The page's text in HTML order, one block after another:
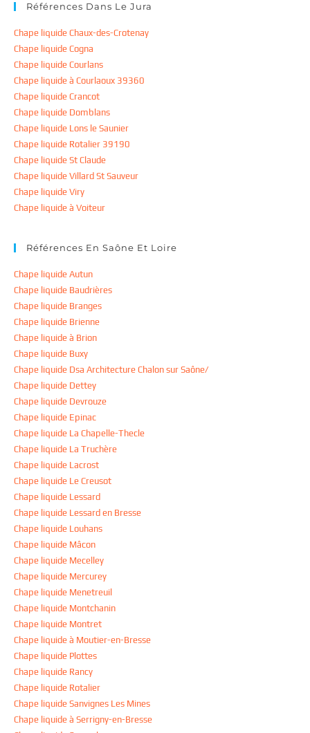
Références Dans Le Jura
Chape liquide Chaux-des-Crotenay
Chape liquide Cogna
Chape liquide Courlans
Chape liquide à Courlaoux 39360
Chape liquide Crancot
Chape liquide Domblans
Chape liquide Lons le Saunier
Chape liquide Rotalier 39190
Chape liquide St Claude
Chape liquide Villard St Sauveur
Chape liquide Viry
Chape liquide à Voiteur
Références En Saône Et Loire
Chape liquide Autun
Chape liquide Baudrières
Chape liquide Branges
Chape liquide Brienne
Chape liquide à Brion
Chape liquide Buxy
Chape liquide Dsa Architecture Chalon sur Saône/
Chape liquide Dettey
Chape liquide Devrouze
Chape liquide Epinac
Chape liquide La Chapelle-Thecle
Chape liquide La Truchère
Chape liquide Lacrost
Chape liquide Le Creusot
Chape liquide Lessard
Chape liquide Lessard en Bresse
Chape liquide Louhans
Chape liquide Mâcon
Chape liquide Mecelley
Chape liquide Mercurey
Chape liquide Menetreuil
Chape liquide Montchanin
Chape liquide Montret
Chape liquide à Moutier-en-Bresse
Chape liquide Plottes
Chape liquide Rancy
Chape liquide Rotalier
Chape liquide Sanvignes Les Mines
Chape liquide à Serrigny-en-Bresse